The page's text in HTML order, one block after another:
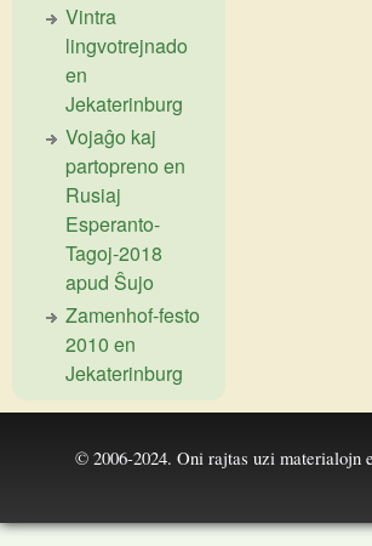
Vintra
lingvotrejnado
en
Jekaterinburg
Vojaĝo kaj
partopreno en
Rusiaj
Esperanto-
Tagoj-2018
apud Ŝujo
Zamenhof-festo
2010 en
Jekaterinburg
© 2006-2024. Oni rajtas uzi materialojn